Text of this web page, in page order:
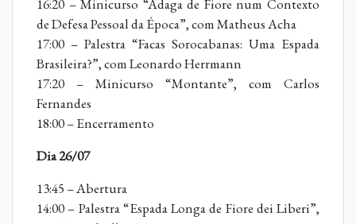
16:20 – Minicurso “Adaga de Fiore num Contexto
de Defesa Pessoal da Época”, com Matheus Acha
17:00 – Palestra “Facas Sorocabanas: Uma Espada
Brasileira?”, com Leonardo Herrmann
17:20 – Minicurso “Montante”, com Carlos
Fernandes
18:00 – Encerramento
Dia 26/07
13:45 – Abertura
14:00 – Palestra “Espada Longa de Fiore dei Liberi”,